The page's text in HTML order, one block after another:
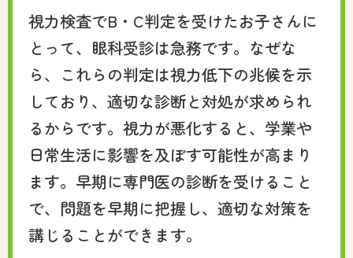
視力検査でB・C判定を受けたお子さんに
とって、眼科受診は急務です。なぜな
ら、これらの判定は視力低下の兆候を示
しており、適切な診断と対処が求められ
るからです。視力が悪化すると、学業や
日常生活に影響を及ぼす可能性が高まり
ます。早期に専門医の診断を受けること
で、問題を早期に把握し、適切な対策を
講じることができます。